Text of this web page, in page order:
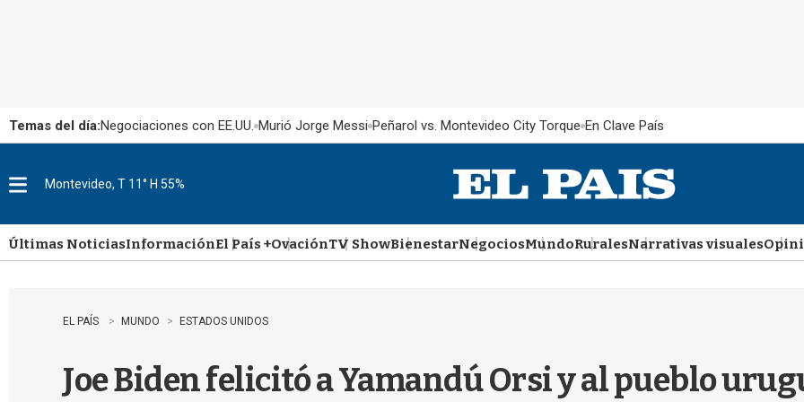
Temas del día:Negociaciones con EE.UU. Murió Jorge Messi Peñarol vs. Montevideo City Torque En Clave País
u
Montevideo, T 11° H 55%
Últimas NoticiasInformaciónEl País +OvaciónTV ShowBienestarNegociosMundoRuralesNarrativas visuales
EL PAÍS MUNDO ESTADOS UNIDOS
Joe Biden felicitó a Yamandú Orsi y al pueblo